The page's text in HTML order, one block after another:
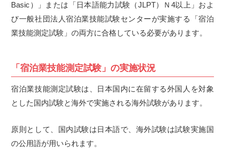
Basic）」または「日本語能力試験（JLPT）Ｎ4以上」およ
び一般社団法人宿泊業技能試験センターが実施する「宿泊
業技能測定試験」の両方に合格している必要があります。
「宿泊業技能測定試験」の実施状況
宿泊業技能測定試験は、日本国内に在留する外国人を対象
とした国内試験と海外で実施される海外試験があります。
原則として、国内試験は日本語で、海外試験は試験実施国
の公用語が用いられます。